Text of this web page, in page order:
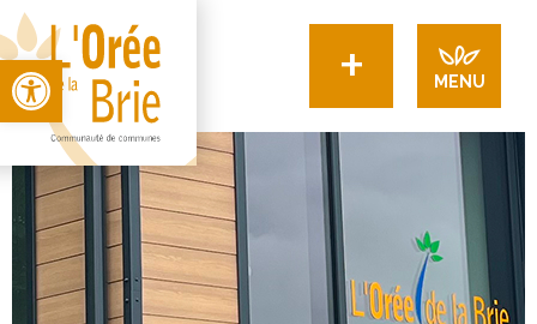
Open toolbar + MENU